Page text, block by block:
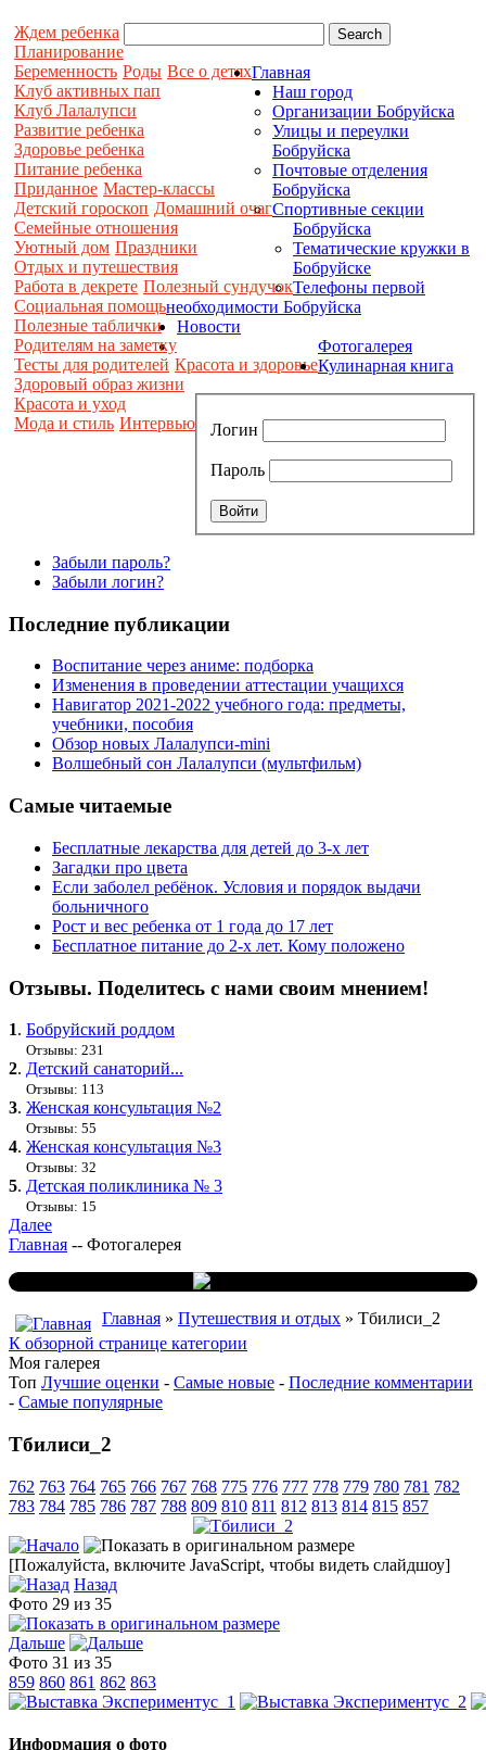
Ждем ребенка
Планирование
Беременность Роды Все о детях
Клуб активных пап
Клуб Лалалупси
Развитие ребенка
Здоровье ребенка
Питание ребенка
Приданное Мастер-классы
Детский гороскоп Домашний очаг
Семейные отношения
Уютный дом Праздники
Отдых и путешествия
Работа в декрете Полезный сундучок
Социальная помощь
Полезные таблички
Родителям на заметку
Тесты для родителей Красота и здоровье
Здоровый образ жизни
Красота и уход
Мода и стиль Интервью
Главная
Наш город
Организации Бобруйска
Улицы и переулки
Бобруйска
Почтовые отделения
Бобруйска
Спортивные секции
Бобруйска
Тематические кружки в
Бобруйске
Телефоны первой
необходимости Бобруйска
Новости
Фотогалерея
Кулинарная книга
Логин
Пароль
Забыли пароль?
Забыли логин?
Последние публикации
Воспитание через аниме: подборка
Изменения в проведении аттестации учащихся
Навигатор 2021-2022 учебного года: предметы,
учебники, пособия
Обзор новых Лалалупси-mini
Волшебный сон Лалалупси (мультфильм)
Самые читаемые
Бесплатные лекарства для детей до 3-х лет
Загадки про цвета
Если заболел ребёнок. Условия и порядок выдачи
больничного
Рост и вес ребенка от 1 года до 17 лет
Бесплатное питание до 2-х лет. Кому положено
Отзывы. Поделитесь с нами своим мнением!
1. Бобруйский роддом
Отзывы: 231
2. Детский санаторий...
Отзывы: 113
3. Женская консультация №2
Отзывы: 55
4. Женская консультация №3
Отзывы: 32
5. Детская поликлиника № 3
Отзывы: 15
Далее
Главная -- Фотогалерея
Главная » Путешествия и отдых » Тбилиси_2
К обзорной странице категории
Моя галерея
Топ Лучшие оценки - Самые новые - Последние комментарии
- Самые популярные
Тбилиси_2
762 763 764 765 766 767 768 775 776 777 778 779 780 781 782
783 784 785 786 787 788 809 810 811 812 813 814 815 857
[Пожалуйста, включите JavaScript, чтобы видеть слайдшоу]
Назад
Фото 29 из 35
Дальше
Фото 31 из 35
859 860 861 862 863
Информация о фото